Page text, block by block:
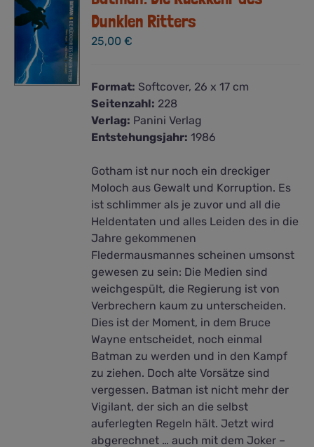
Dunklen Ritters
25,00€
Format: Softcover, 26 x 17 cm
Seitenzahl: 228
Verlag: Panini Verlag
Entstehungsjahr: 1986
Gotham ist nur noch ein dreckiger
Moloch aus Gewalt und Korruption. Es
ist schlimmer als je zuvor und all die
Heldentaten und alles Leiden des in die
Jahre gekommenen
Fledermausmannes scheinen umsonst
gewesen zu sein: Die Medien sind
weichgespült, die Regierung ist von
Verbrechern kaum zu unterscheiden.
Dies ist der Moment, in dem Bruce
Wayne entscheidet, noch einmal
Batman zu werden und in den Kampf
zu ziehen. Doch alte Vorsätze sind
vergessen. Batman ist nicht mehr der
Vigilant, der sich an die selbst
auferlegten Regeln hält. Jetzt wird
abgerechnet … auch mit dem Joker –